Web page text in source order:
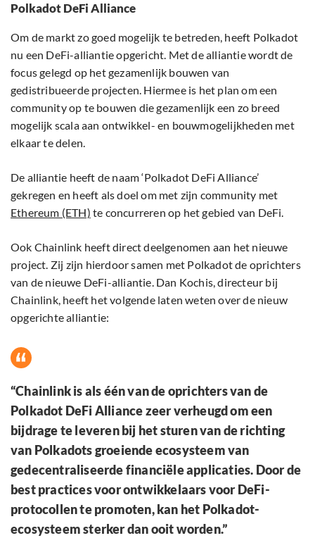
Polkadot DeFi Alliance
Om de markt zo goed mogelijk te betreden, heeft Polkadot
nu een DeFi-alliantie opgericht. Met de alliantie wordt de
focus gelegd op het gezamenlijk bouwen van
gedistribueerde projecten. Hiermee is het plan om een
community op te bouwen die gezamenlijk een zo breed
mogelijk scala aan ontwikkel- en bouwmogelijkheden met
elkaar te delen.
De alliantie heeft de naam ‘Polkadot DeFi Alliance’
gekregen en heeft als doel om met zijn community met
Ethereum (ETH) te concurreren op het gebied van DeFi.
Ook Chainlink heeft direct deelgenomen aan het nieuwe
project. Zij zijn hierdoor samen met Polkadot de oprichters
van de nieuwe DeFi-alliantie. Dan Kochis, directeur bij
Chainlink, heeft het volgende laten weten over de nieuw
opgerichte alliantie:
“Chainlink is als één van de oprichters van de
Polkadot DeFi Alliance zeer verheugd om een
bijdrage te leveren bij het sturen van de richting
van Polkadots groeiende ecosysteem van
gedecentraliseerde financiële applicaties. Door de
best practices voor ontwikkelaars voor DeFi-
protocollen te promoten, kan het Polkadot-
ecosysteem sterker dan ooit worden.”